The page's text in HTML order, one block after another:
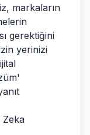
markaların
gerektiğini
yerinizi
Zeka